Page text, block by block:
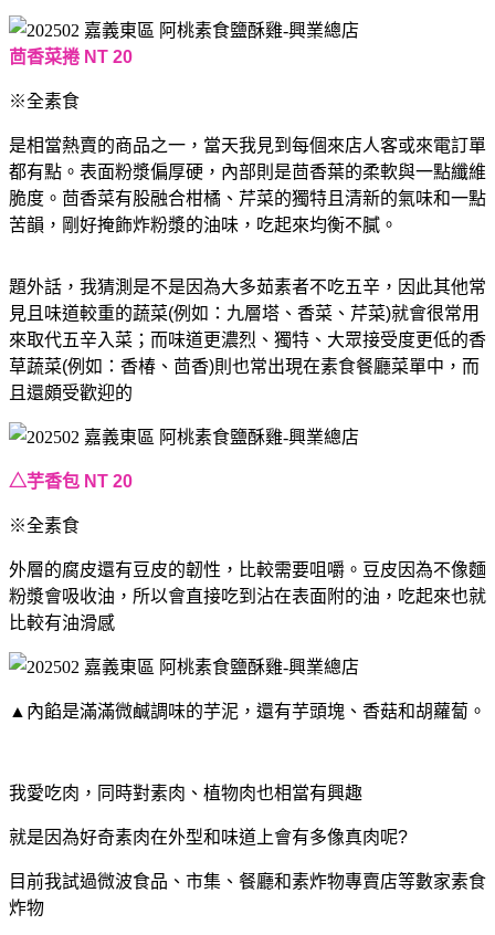
茴香菜捲 NT 20
※全素食
是相當熱賣的商品之一，當天我見到每個來店人客或來電訂單
都有點。表面粉漿偏厚硬，內部則是茴香葉的柔軟與一點纖維
脆度。茴香菜有股融合柑橘、芹菜的獨特且清新的氣味和一點
苦韻，剛好掩飾炸粉漿的油味，吃起來均衡不膩。
題外話，我猜測是不是因為大多茹素者不吃五辛，因此其他常
見且味道較重的蔬菜(例如：九層塔、香菜、芹菜)就會很常用
來取代五辛入菜；而味道更濃烈、獨特、大眾接受度更低的香
草蔬菜(例如：香椿、茴香)則也常出現在素食餐廳菜單中，而
且還頗受歡迎的
△芋香包 NT 20
※全素食
外層的腐皮還有豆皮的韌性，比較需要咀嚼。豆皮因為不像麵
粉漿會吸收油，所以會直接吃到沾在表面附的油，吃起來也就
比較有油滑感
▲內餡是滿滿微鹹調味的芋泥，還有芋頭塊、香菇和胡蘿蔔。
我愛吃肉，同時對素肉、植物肉也相當有興趣
就是 因為好奇素肉在外型和味道上會有多像真肉呢?
目前我試過微波食品、市集、餐廳和素炸物專賣店等數家素食
炸物